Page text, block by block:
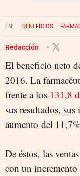
BENEFICIOS
Redacción
El beneficio neto
2016. La
frente a los 131,8
sus resultados,
aumento del
De éstos, las
con un